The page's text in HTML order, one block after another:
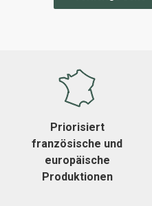
Priorisiert
französische und
europäische
Produktionen